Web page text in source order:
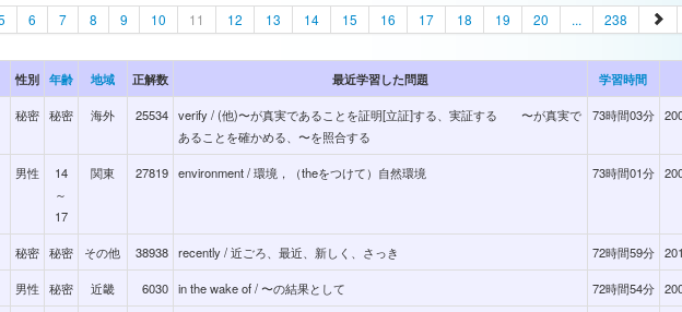
6 7 8 9 10 11 12 13 14 15 16 17 18 19 20 ... 238
性別 年齢 地域 正解数 最近学習した問題 学習時間
秘密 秘密 海外 25534 verify / (他)〜が真実であることを証明[立証]する、実証する 〜が真実で
あることを確かめる、〜を照合する
73時間03分
男性
14
～
17
関東 27819 environment / 環境，（theをつけて）自然環境 73時間01分
秘密 秘密 その他 38938 recently / 近ごろ、最近、新しく、さっき 72時間59分
男性 秘密 近畿 6030 in the wake of / 〜の結果として 72時間54分